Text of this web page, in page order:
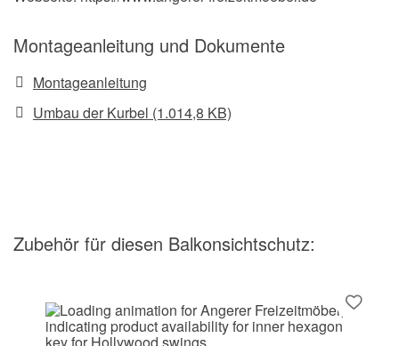
Montageanleitung und Dokumente
Montageanleitung
Umbau der Kurbel (1.014,8 KB)
Zubehör für diesen Balkonsichtschutz: